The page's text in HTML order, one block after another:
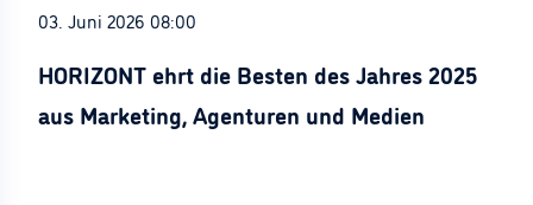
03. Juni 2026 08:00
HORIZONT ehrt die Besten des Jahres 2025
aus Marketing, Agenturen und Medien